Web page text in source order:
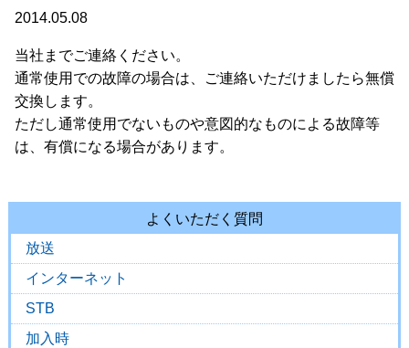
2014.05.08
当社までご連絡ください。
通常使用での故障の場合は、ご連絡いただけましたら無償
交換します。
ただし通常使用でないものや意図的なものによる故障等
は、有償になる場合があります。
よくいただく質問
放送
インターネット
STB
加入時